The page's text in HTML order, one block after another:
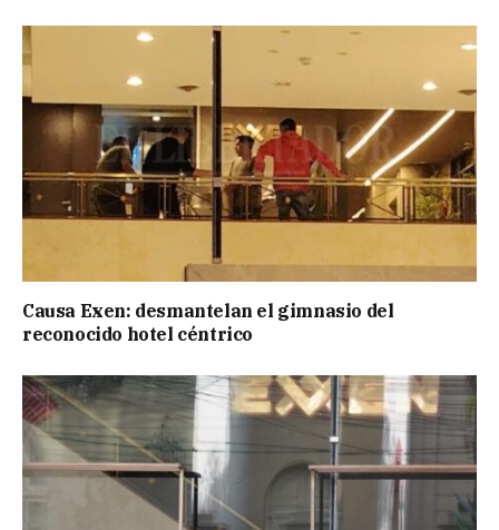
Causa Exen: desmantelan el gimnasio del
reconocido hotel céntrico